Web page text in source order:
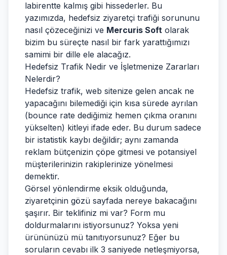
labirentte kalmış gibi hissederler. Bu
yazımızda, hedefsiz ziyaretçi trafiği sorununu
nasıl çözeceğinizi ve Mercuris Soft olarak
bizim bu süreçte nasıl bir fark yarattığımızı
samimi bir dille ele alacağız.
Hedefsiz Trafik Nedir ve İşletmenize Zararları
Nelerdir?
Hedefsiz trafik, web sitenize gelen ancak ne
yapacağını bilemediği için kısa sürede ayrılan
(bounce rate dediğimiz hemen çıkma oranını
yükselten) kitleyi ifade eder. Bu durum sadece
bir istatistik kaybı değildir; aynı zamanda
reklam bütçenizin çöpe gitmesi ve potansiyel
müşterilerinizin rakiplerinize yönelmesi
demektir.
Görsel yönlendirme eksik olduğunda,
ziyaretçinin gözü sayfada nereye bakacağını
şaşırır. Bir teklifiniz mi var? Form mu
doldurmalarını istiyorsunuz? Yoksa yeni
ürününüzü mü tanıtıyorsunuz? Eğer bu
soruların cevabı ilk 3 saniyede netleşmiyorsa,